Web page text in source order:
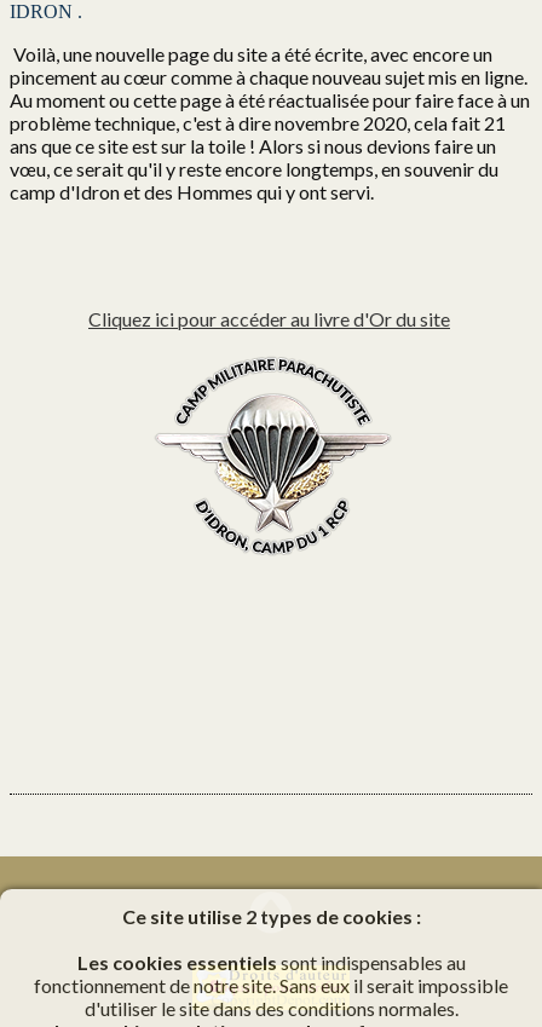
Ce site utilise 2 types de cookies :
Les cookies essentiels sont indispensables au
fonctionnement de notre site. Sans eux il serait impossible
d'utiliser le site dans des conditions normales.
IDRON .
Voilà, une nouvelle page du site a été écrite, avec encore un
pincement au cœur comme à chaque nouveau sujet mis en ligne.
Au moment ou cette page à été réactualisée pour faire face à un
problème technique, c'est à dire novembre 2020, cela fait 21
ans que ce site est sur la toile ! Alors si nous devions faire un
vœu, ce serait qu'il y reste encore longtemps, en souvenir du
camp d'Idron et des Hommes qui y ont servi.
Cliquez ici pour accéder au livre d'Or du site